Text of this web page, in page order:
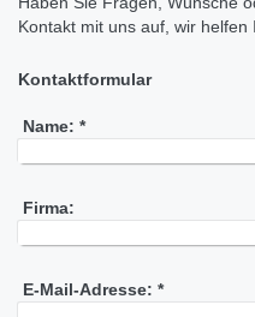
Kontakt mit uns auf, wir helfen
Kontaktformular
Name: *
Firma:
E-Mail-Adresse: *